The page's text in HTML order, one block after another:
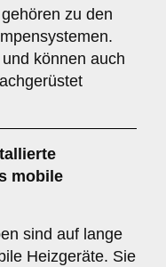
zu den
können auch
mobile
sind auf lange
Heizgeräte. Sie